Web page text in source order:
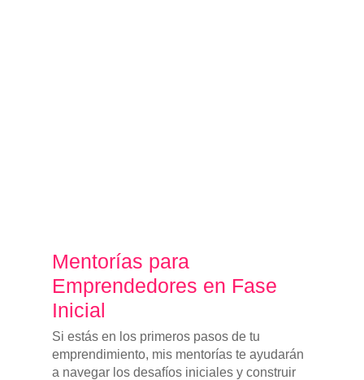
Mentorías para
Emprendedores en Fase
Inicial
Si estás en los primeros pasos de tu
emprendimiento, mis mentorías te ayudarán
a navegar los desafíos iniciales y construir